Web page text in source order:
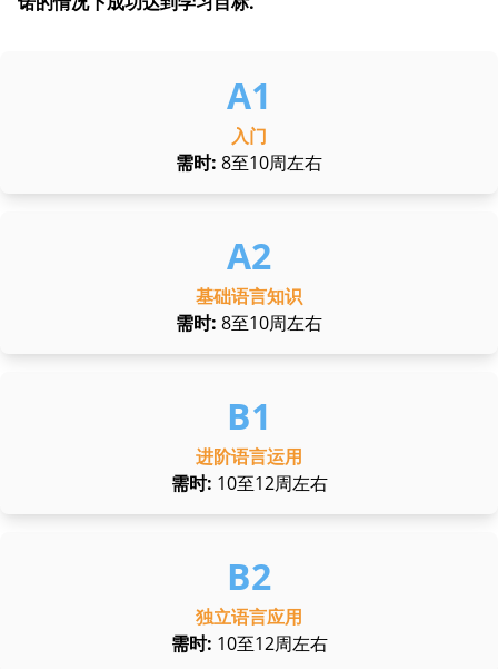
入门
需时: 8至10周左右
基础语言知识
需时: 8至10周左右
进阶语言运用
需时: 10至12周左右
独立语言应用
需时: 10至12周左右